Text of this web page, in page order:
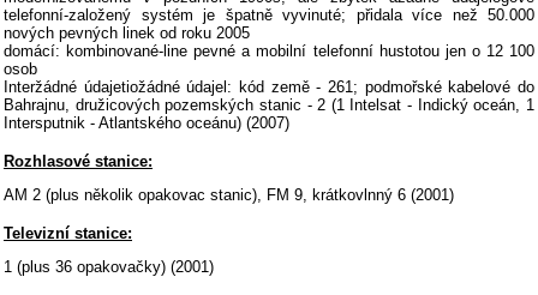
telefonní-založený systém je špatně vyvinuté; přidala více než 50.000
nových pevných linek od roku 2005
domácí: kombinované-line pevné a mobilní telefonní hustotou jen o 12 100
osob
Interžádné údajetiožádné údajel: kód země - 261; podmořské kabelové do
Bahrajnu, družicových pozemských stanic - 2 (1 Intelsat - Indický oceán, 1
Intersputnik - Atlantského oceánu) (2007)
Rozhlasové stanice:
AM 2 (plus několik opakovac stanic), FM 9, krátkovlnný 6 (2001)
Televizní stanice:
1 (plus 36 opakovačky) (2001)